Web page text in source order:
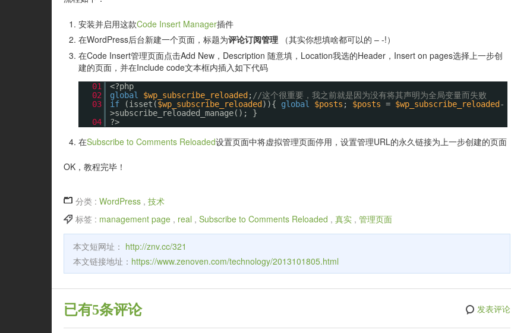
安装并启用这款Code Insert Manager插件
在WordPress后台新建一个页面，标题为评论订阅管理 （其实你想填啥都可以的 – -!）
在Code Insert管理页面点击Add New，Description 随意填，Location我选的Header，Insert on pages选择上一步创
建的页面，并在Include code文本框内插入如下代码
01
<?php
02
global $wp_subscribe_reloaded; //这个很重要，我之前就是因为没有将其声明为全局变量而失败
03
if (isset($wp_subscribe_reloaded)){ global $posts ; $posts = $wp_subscribe_reloaded-
>subscribe_reloaded_manage(); }
04
?>
在Subscribe to Comments Reloaded设置页面中将虚拟管理页面停用，设置管理URL的永久链接为上一步创建的页面
OK，教程完毕！
分类 : WordPress , 技术
标签 : management page , real , Subscribe to Comments Reloaded , 真实 , 管理页面
本文短网址： http://znv.cc/321
本文链接地址： https://www.zenoven.com/technology/2013101805.html
已有5条评论 发表评论